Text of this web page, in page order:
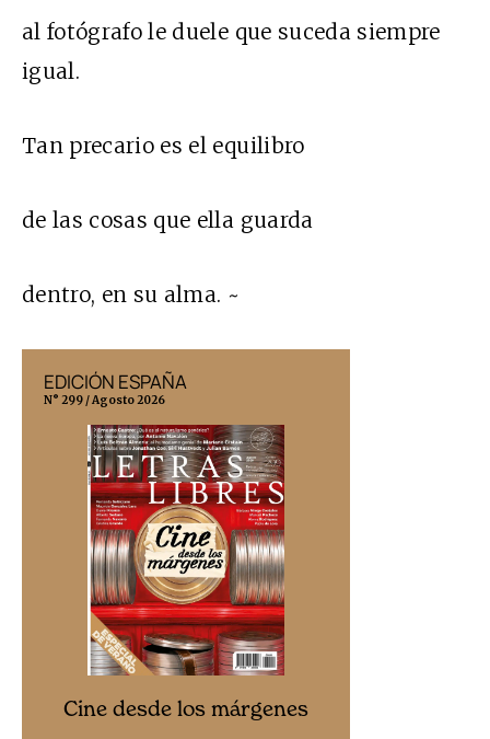
al fotógrafo le duele que suceda siempre
igual.
Tan precario es el equilibro
de las cosas que ella guarda
dentro, en su alma. ~
EDICIÓN ESPAÑA
N° 299 / Agosto 2026
Cine desde los márgenes